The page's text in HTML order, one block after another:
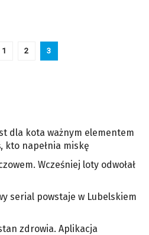
1 2 3
dla kota ważnym elementem
kto napełnia miskę
Wcześniej loty odwołał
serial powstaje w Lubelskiem
zdrowia. Aplikacja